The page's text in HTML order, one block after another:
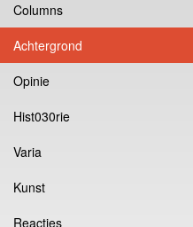
Columns
Achtergrond
Opinie
Hist030rie
Varia
Kunst
Reacties